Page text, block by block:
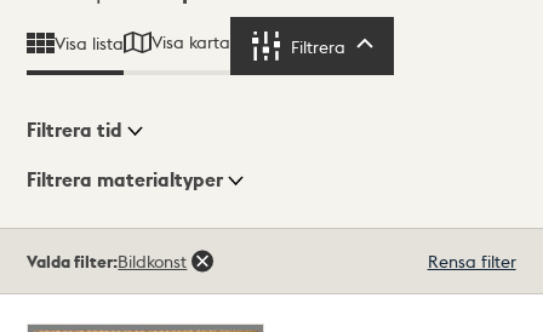
Visa lista Visa karta Filtrera
Visningsläge
Filtrera tid
Filtrera materialtyper
träffar
Valda filter:Bildkonst Rensa filter